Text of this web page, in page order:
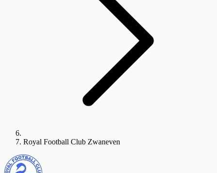
Royal Football Club Zwaneven